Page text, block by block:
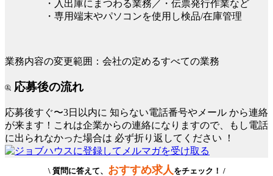
・入出庫にまつわる業務／・伝票発行作業など
・専用端末やパソコンを使用し検品/在庫管理
業務内容の変更範囲：会社の定めるすべての業務
応募後の流れ
応募後すぐ〜3日以内に 知らない電話番号やメール から連絡
が来ます！これは企業からの連絡になりますので、もし電話
に出られなかった場合は 必ず折り返してください ！
\ 質問に答えて、 おすすめ求人をチェック！ /